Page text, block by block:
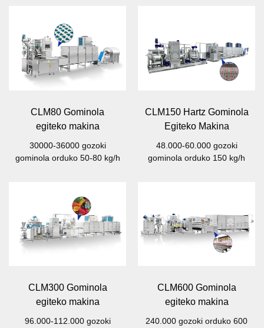
CLM80 Gominola
egiteko makina
30000-36000 gozoki
gominola orduko 50-80 kg/h
CLM150 Hartz Gominola
Egiteko Makina
48.000-60.000 gozoki
gominola orduko 150 kg/h
CLM300 Gominola
egiteko makina
96.000-112.000 gozoki
CLM600 Gominola
egiteko makina
240.000 gozoki orduko 600